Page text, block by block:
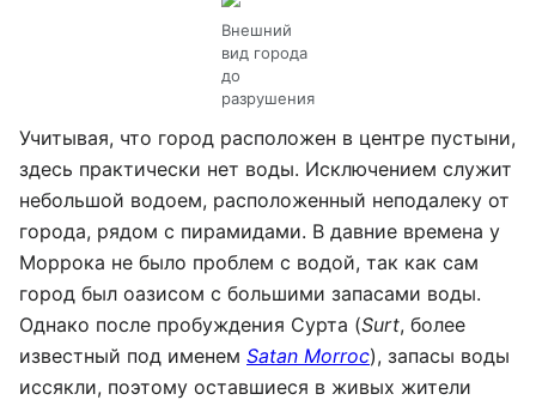
Внешний
вид города
до
разрушения
Учитывая, что город расположен в центре пустыни,
здесь практически нет воды. Исключением служит
небольшой водоем, расположенный неподалеку от
города, рядом с пирамидами. В давние времена у
Моррока не было проблем с водой, так как сам
город был оазисом с большими запасами воды.
Однако после пробуждения Сурта (Surt, более
известный под именем Satan Morroc), запасы воды
иссякли, поэтому оставшиеся в живых жители